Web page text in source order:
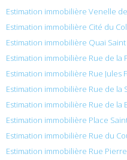
Estimation immobilière Venelle
Estimation immobilière Cité du
Estimation immobilière Quai
Estimation immobilière Rue de la
Estimation immobilière Rue Jules
Estimation immobilière Rue de la
Estimation immobilière Rue de la
Estimation immobilière Place
Estimation immobilière Rue du
Estimation immobilière Rue